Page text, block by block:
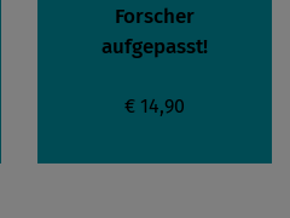
Forscher
aufgepasst!
€ 14,90